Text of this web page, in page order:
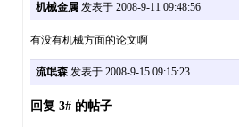
机械金属发表于 2008-9-11 09:48:56
有没有机械方面的论文啊
流氓森发表于 2008-9-15 09:15:23
回复 3# 的帖子